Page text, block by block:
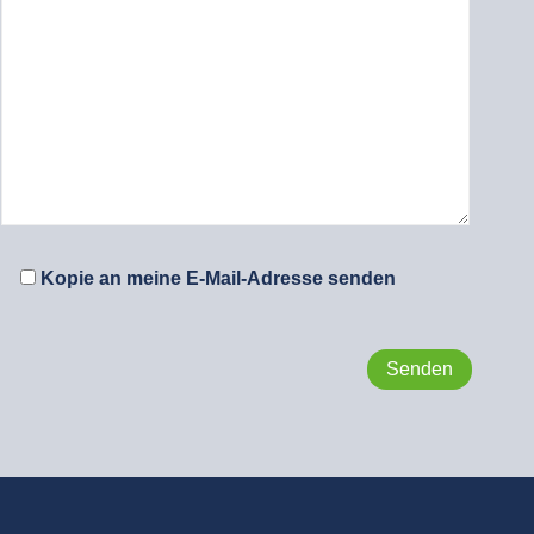
Kopie an meine E-Mail-Adresse senden